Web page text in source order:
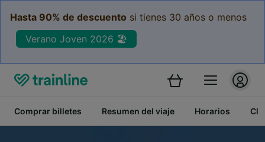
Hasta 90% de descuento si tienes 30 años o menos
Verano Joven 2026 🏖️
Comprar billetes Resumen del viaje Horarios